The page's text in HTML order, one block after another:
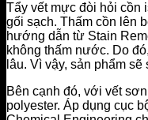
Tẩy vết mực đòi hỏi cồn
gối sạch. Thấm cồn lên
hướng dẫn từ Stain
không thấm nước. Do
lâu. Vì vậy, sản phẩm
Bên cạnh đó, với vết
polyester. Áp dụng cục